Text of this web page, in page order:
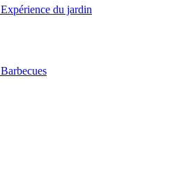
Expérience du jardin
Barbecues